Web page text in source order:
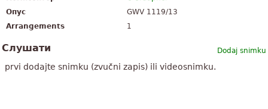
Опус
GWV 1119/13
Arrangements
1
Dodaj snimku
Слушати
prvi dodajte snimku (zvučni zapis) ili videosnimku.